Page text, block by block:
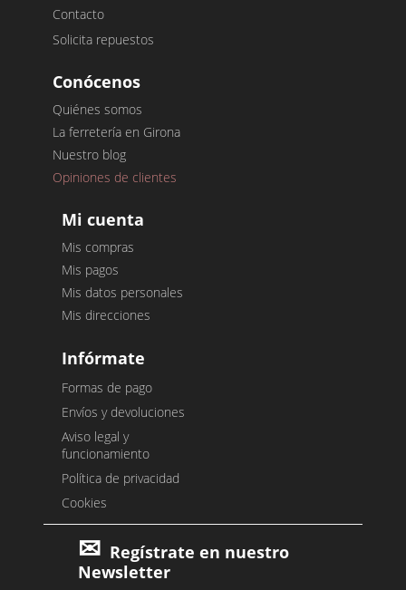
Contacto
Solicita repuestos
Conócenos
Quiénes somos
La ferretería en Girona
Nuestro blog
Opiniones de clientes
Mi cuenta
Mis compras
Mis pagos
Mis datos personales
Mis direcciones
Infórmate
Formas de pago
Envíos y devoluciones
Aviso legal y
funcionamiento
Política de privacidad
Cookies
Regístrate en nuestro
Newsletter